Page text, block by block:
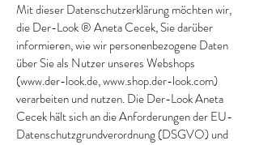
Mit dieser Datenschutzerklärung möchten wir,
die Der-Look ® Aneta Cecek, Sie darüber
informieren, wie wir personenbezogene Daten
über Sie als Nutzer unseres Webshops
(www.der-look.de,www.shop.der-look.com)
verarbeiten und nutzen. Die Der-Look Aneta
Cecek hält sich an die Anforderungen der EU-
Datenschutzgrundverordnung (DSGVO) und